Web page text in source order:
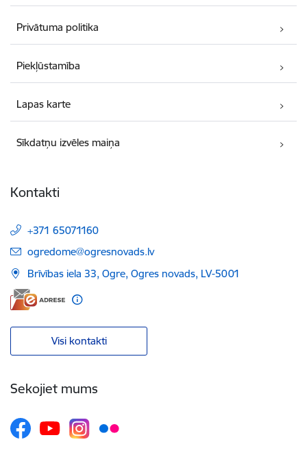
Privātuma politika
Piekļūstamība
Lapas karte
Sīkdatņu izvēles maiņa
Kontakti
+371 65071160
E-pasts:
ogredome@ogresnovads.lv
Brīvības iela 33, Ogre, Ogres novads, LV-5001
Visi kontakti
Sekojiet mums